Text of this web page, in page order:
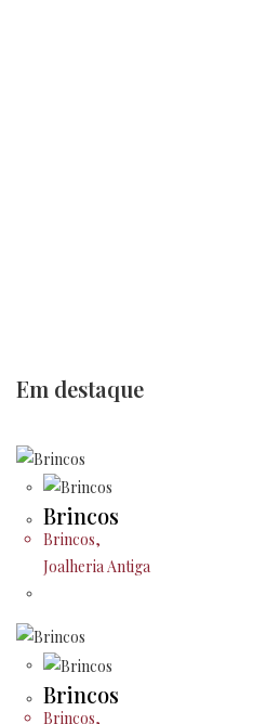
Em destaque
Brincos
Brincos,
Joalheria Antiga
Brincos
Brincos,